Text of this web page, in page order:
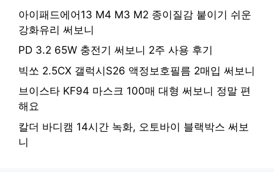
아이패드에어13 M4 M3 M2 종이질감 붙이기 쉬운
강화유리 써보니
PD 3.2 65W 충전기 써보니 2주 사용 후기
빅쏘 2.5CX 갤럭시S26 액정보호필름 2매입 써보니
브이스타 KF94 마스크 100매 대형 써보니 정말 편
해요
칼더 바디캠 14시간 녹화, 오토바이 블랙박스 써보
니